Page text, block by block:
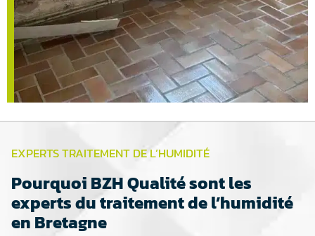
EXPERTS TRAITEMENT DE L’HUMIDITÉ
Pourquoi BZH Qualité sont les
experts du traitement de l’humidité
en Bretagne